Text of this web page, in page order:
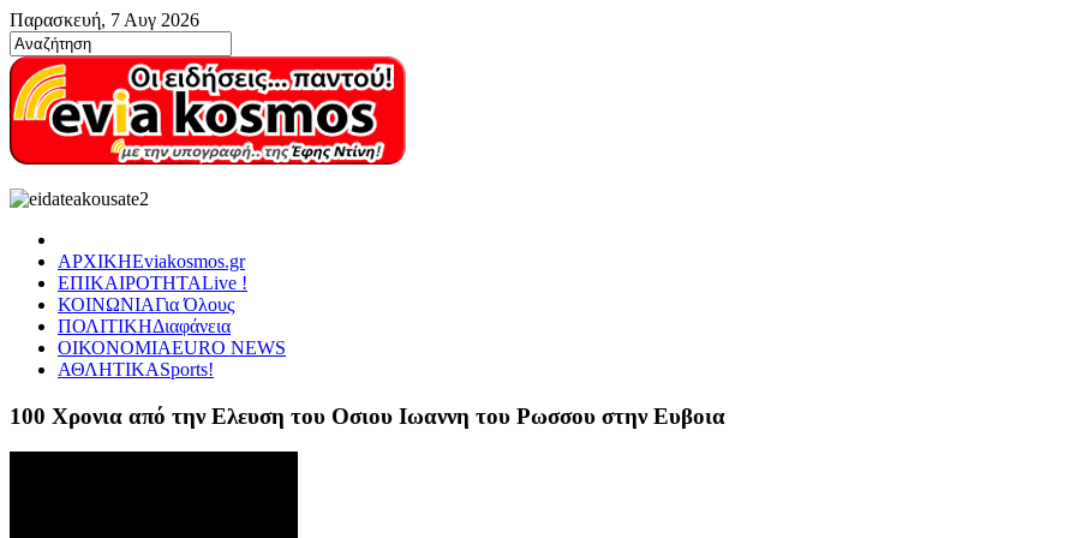
Παρασκευή, 7 Αυγ 2026
ΑΡΧΙΚΗEviakosmos.gr
ΕΠΙΚΑΙΡΟΤΗΤΑLive !
ΚΟΙΝΩΝΙΑΓια Όλους
ΠΟΛΙΤΙΚΗΔιαφάνεια
ΟΙΚΟΝΟΜΙΑEURO NEWS
ΑΘΛΗΤΙΚΑSports!
100 Χρονια από την Ελευση του Οσιου Ιωαννη του Ρωσσου στην Ευβοια